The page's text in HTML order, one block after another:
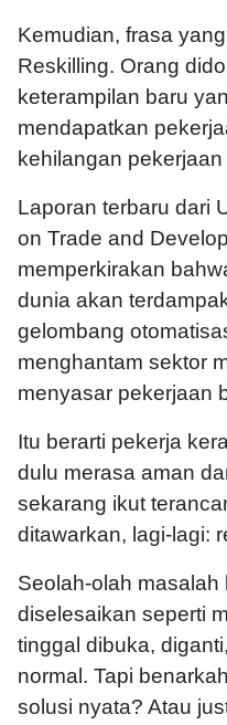
Kemudian, frasa
Reskilling. Orang
keterampilan baru
mendapatkan
kehilangan
Laporan terbaru dari
on Trade and
memperkirakan
dunia akan
gelombang
menghantam sektor
menyasar pekerjaan
Itu berarti pekerja
dulu merasa aman
sekarang ikut
ditawarkan, lagi-lagi:
Seolah-olah
diselesaikan seperti
tinggal dibuka,
normal. Tapi
solusi nyata? Atau